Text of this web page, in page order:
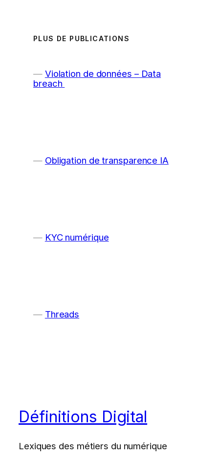
PLUS DE PUBLICATIONS
Violation de données – Data
breach
Obligation de transparence IA
KYC numérique
Threads
Définitions Digital
Lexiques des métiers du numérique